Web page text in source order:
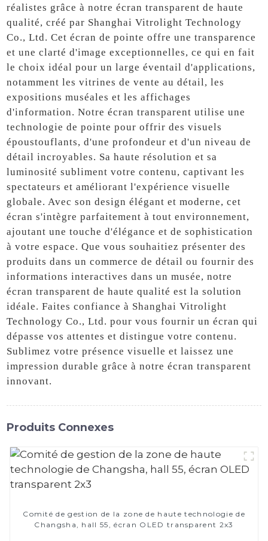
réalistes grâce à notre écran transparent de haute
qualité, créé par Shanghai Vitrolight Technology
Co., Ltd. Cet écran de pointe offre une transparence
et une clarté d'image exceptionnelles, ce qui en fait
le choix idéal pour un large éventail d'applications,
notamment les vitrines de vente au détail, les
expositions muséales et les affichages
d'information. Notre écran transparent utilise une
technologie de pointe pour offrir des visuels
époustouflants, d'une profondeur et d'un niveau de
détail incroyables. Sa haute résolution et sa
luminosité subliment votre contenu, captivant les
spectateurs et améliorant l'expérience visuelle
globale. Avec son design élégant et moderne, cet
écran s'intègre parfaitement à tout environnement,
ajoutant une touche d'élégance et de sophistication
à votre espace. Que vous souhaitiez présenter des
produits dans un commerce de détail ou fournir des
informations interactives dans un musée, notre
écran transparent de haute qualité est la solution
idéale. Faites confiance à Shanghai Vitrolight
Technology Co., Ltd. pour vous fournir un écran qui
dépasse vos attentes et distingue votre contenu.
Sublimez votre présence visuelle et laissez une
impression durable grâce à notre écran transparent
innovant.
Produits Connexes
Comité de gestion de la zone de haute technologie de
Changsha, hall 55, écran OLED transparent 2x3